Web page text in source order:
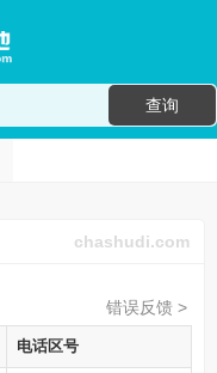
查询
chashudi.com
错误反馈 >
电话区号